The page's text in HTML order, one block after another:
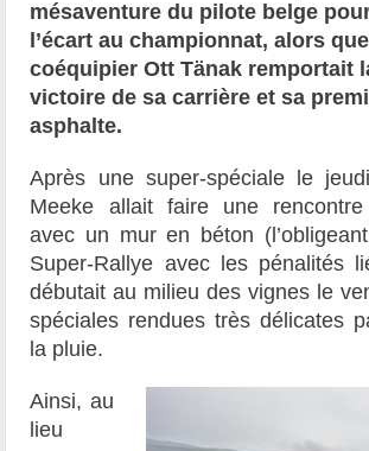
mésaventure du pilote belge
l’écart au championnat, alors
coéquipier Ott Tänak remportait
victoire de sa carrière et sa
asphalte.
Après une super-spéciale le
Meeke allait faire une rencontre
avec un mur en béton
Super-Rallye avec les pénalités
débutait au milieu des vignes le
spéciales rendues très délicates
la pluie.
Ainsi, au
lieu